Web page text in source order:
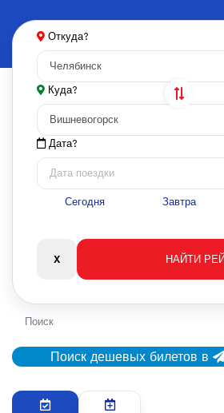
Откуда?
Куда?
Дата?
Сегодня Завтра
Поиск
Поиск дешевых билетов в